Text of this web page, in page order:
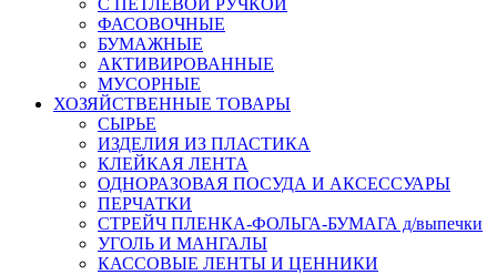
С ПЕТЛЕВОЙ РУЧКОЙ
ФАСОВОЧНЫЕ
БУМАЖНЫЕ
АКТИВИРОВАННЫЕ
МУСОРНЫЕ
ХОЗЯЙСТВЕННЫЕ ТОВАРЫ
СЫРЬЕ
ИЗДЕЛИЯ ИЗ ПЛАСТИКА
КЛЕЙКАЯ ЛЕНТА
ОДНОРАЗОВАЯ ПОСУДА И АКСЕССУАРЫ
ПЕРЧАТКИ
СТРЕЙЧ ПЛЕНКА-ФОЛЬГА-БУМАГА д/выпечки
УГОЛЬ И МАНГАЛЫ
КАССОВЫЕ ЛЕНТЫ И ЦЕННИКИ